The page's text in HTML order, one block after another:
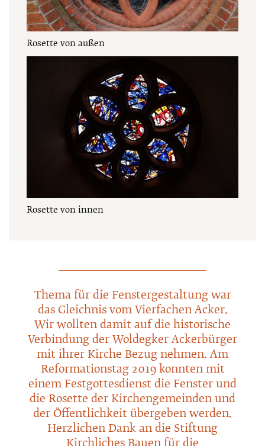
Rosette von außen
Rosette von innen
Thema für die Fenstergestaltung war
das Gleichnis vom Vierfachen Acker.
Wir wollten damit auf die historische
Verbindung der Woldegker Ackerbürger
mit ihrer Kirche Bezug nehmen. Am
Reformationstag 2019 konnten mit
einem Festgottesdienst die Fenster und
die Rosette der Kirchengemeinden und
der Öffentlichkeit übergeben werden.
Herzlichen Dank an die Stiftung
Kirchliches Bauen für die